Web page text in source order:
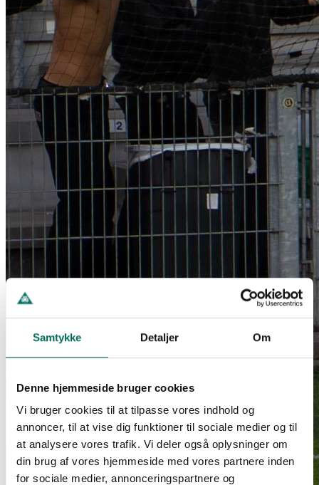
Samtykke Detaljer Om
Denne hjemmeside bruger cookies
Vi bruger cookies til at tilpasse vores indhold og
annoncer, til at vise dig funktioner til sociale medier og til
at analysere vores trafik. Vi deler også oplysninger om
din brug af vores hjemmeside med vores partnere inden
for sociale medier, annonceringspartnere og